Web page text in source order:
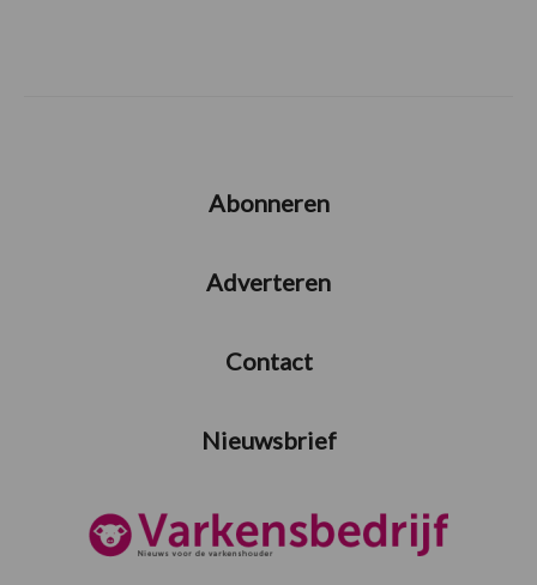
Abonneren
Adverteren
Contact
Nieuwsbrief